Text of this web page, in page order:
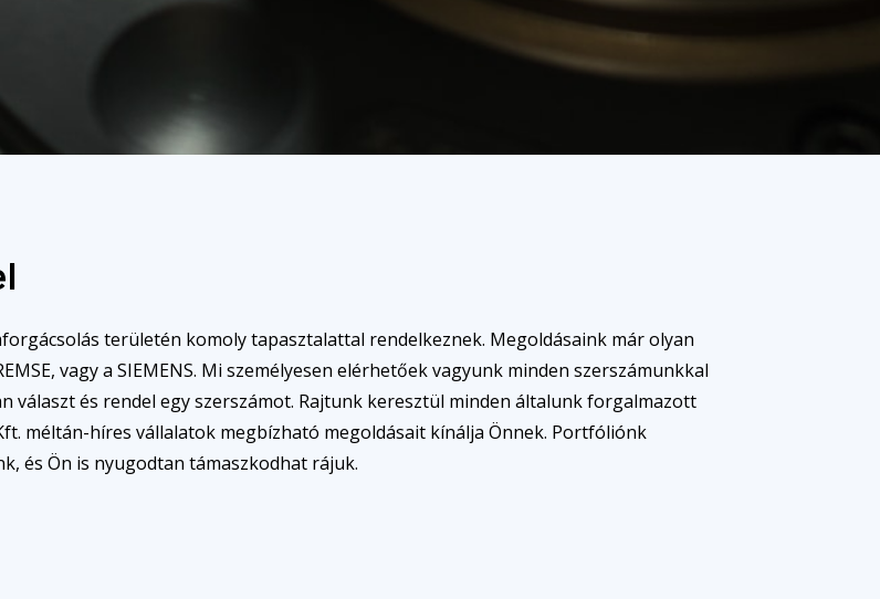
területén komoly tapasztalattal rendelkeznek. Megoldásaink már olyan
vagy a SIEMENS. Mi személyesen elérhetőek vagyunk minden szerszámunkkal
és rendel egy szerszámot. Rajtunk keresztül minden általunk forgalmazott
méltán-híres vállalatok megbízható megoldásait kínálja Önnek. Portfóliónk
és Ön is nyugodtan támaszkodhat rájuk.